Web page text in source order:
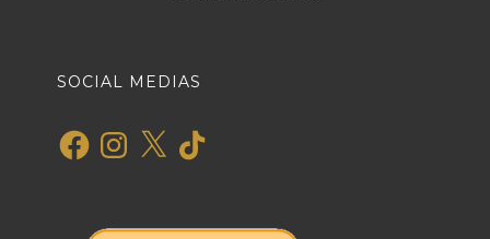
SOCIAL MEDIAS
FacebookInstagram
X TikTok